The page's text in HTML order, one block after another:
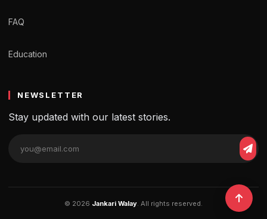
FAQ
Education
NEWSLETTER
Stay updated with our latest stories.
© 2026 Jankari Walay . All rights reserved.